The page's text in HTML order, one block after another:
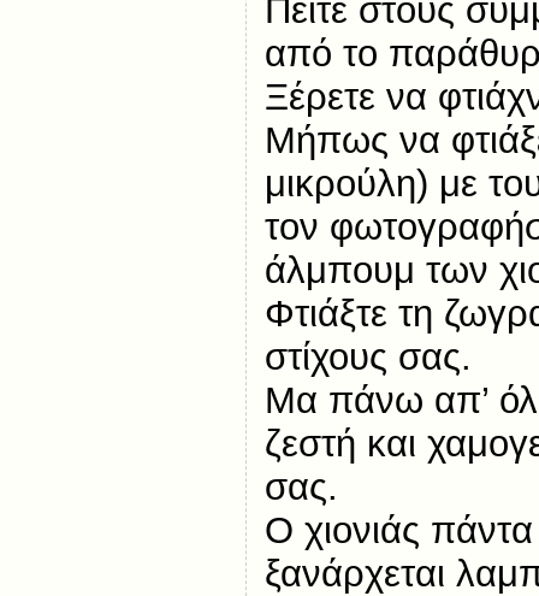
Πείτε στους
από το
Ξέρετε να
Μήπως να
μικρούλη) με
τον
άλμπουμ των
Φτιάξτε τη
στίχους σας.
Μα πάνω απ’
ζεστή και
σας.
Ο χιονιάς πάντα
ξανάρχεται